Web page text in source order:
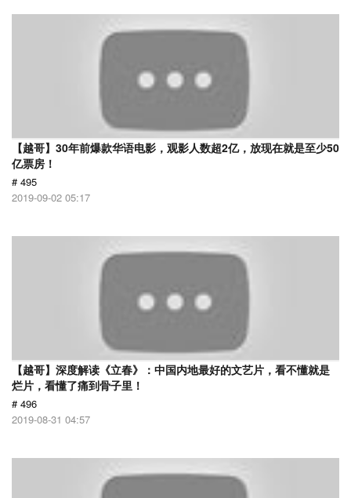
【越哥】30年前爆款华语电影，观影人数超2亿，放现在就是至少50
亿票房！
# 495
2019-09-02 05:17
【越哥】深度解读《立春》：中国内地最好的文艺片，看不懂就是
烂片，看懂了痛到骨子里！
# 496
2019-08-31 04:57